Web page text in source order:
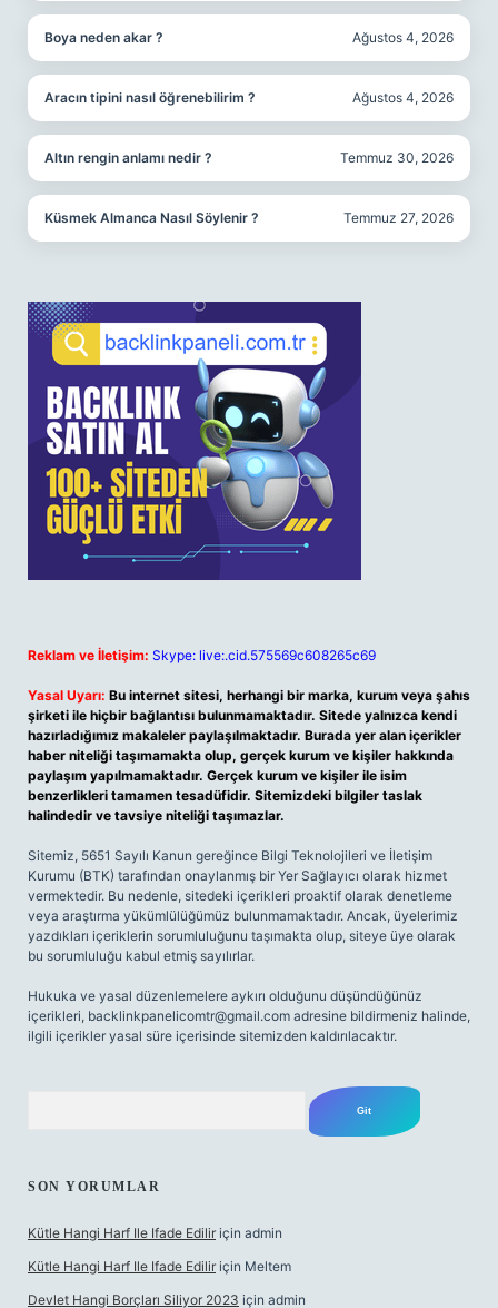
Boya neden akar ? Ağustos 4, 2026
Aracın tipini nasıl öğrenebilirim ? Ağustos 4, 2026
Altın rengin anlamı nedir ? Temmuz 30, 2026
Küsmek Almanca Nasıl Söylenir ? Temmuz 27, 2026
Reklam ve İletişim: Skype: live:.cid.575569c608265c69
Yasal Uyarı: Bu internet sitesi, herhangi bir marka, kurum veya şahıs
şirketi ile hiçbir bağlantısı bulunmamaktadır. Sitede yalnızca kendi
hazırladığımız makaleler paylaşılmaktadır. Burada yer alan içerikler
haber niteliği taşımamakta olup, gerçek kurum ve kişiler hakkında
paylaşım yapılmamaktadır. Gerçek kurum ve kişiler ile isim
benzerlikleri tamamen tesadüfidir. Sitemizdeki bilgiler taslak
halindedir ve tavsiye niteliği taşımazlar.
Sitemiz, 5651 Sayılı Kanun gereğince Bilgi Teknolojileri ve İletişim
Kurumu (BTK) tarafından onaylanmış bir Yer Sağlayıcı olarak hizmet
vermektedir. Bu nedenle, sitedeki içerikleri proaktif olarak denetleme
veya araştırma yükümlülüğümüz bulunmamaktadır. Ancak, üyelerimiz
yazdıkları içeriklerin sorumluluğunu taşımakta olup, siteye üye olarak
bu sorumluluğu kabul etmiş sayılırlar.
Hukuka ve yasal düzenlemelere aykırı olduğunu düşündüğünüz
içerikleri, backlinkpanelicomtr@gmail.com adresine bildirmeniz halinde,
ilgili içerikler yasal süre içerisinde sitemizden kaldırılacaktır.
SON YORUMLAR
Kütle Hangi Harf Ile Ifade Edilir için admin
Kütle Hangi Harf Ile Ifade Edilir için Meltem
Devlet Hangi Borçları Siliyor 2023 için admin